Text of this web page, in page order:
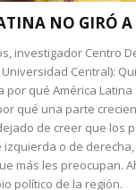
NO GIRÓ A
investigador Centro
Central):
por qué América Latina
qué una parte
de creer que los
izquierda o de
más les preocupan.
político de la región.